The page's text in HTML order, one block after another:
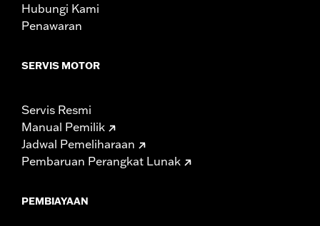
Hubungi Kami
Penawaran
SERVIS MOTOR
Servis Resmi
Manual Pemilik
Jadwal Pemeliharaan
Pembaruan Perangkat Lunak
PEMBIAYAAN